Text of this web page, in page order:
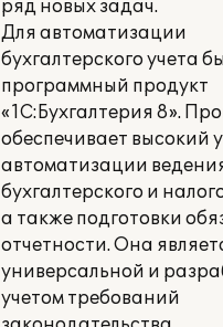
ряд новых задач.
Для автоматизации
бухгалтерского учета
программный продукт
«1С:Бухгалтерия 8».
обеспечивает высокий
автоматизации
бухгалтерского и
а также подготовки
отчетности. Она
универсальной и
учетом требований